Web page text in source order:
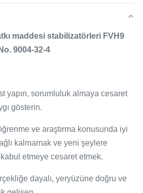
maddesi stabilizatörleri FVH9
9004-32-4
yapın, sorumluluk almaya cesaret
gösterin.
ve araştırma konusunda iyi
kalmamak ve yeni şeylere
etmeye cesaret etmek.
dayalı, yeryüzüne doğru ve